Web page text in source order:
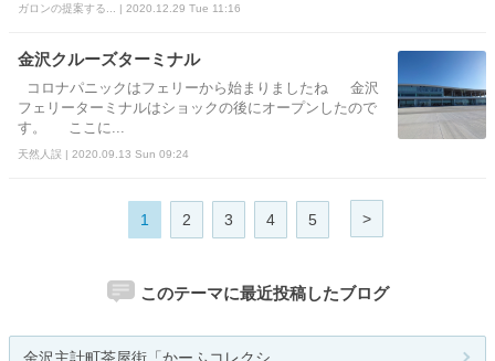
ガロンの提案する... | 2020.12.29 Tue 11:16
金沢クルーズターミナル
コロナパニックはフェリーから始まりましたね 金沢
フェリーターミナルはショックの後にオープンしたので
す。 ここに...
天然人誤 | 2020.09.13 Sun 09:24
1 2 3 4 5 >
このテーマに最近投稿したブログ